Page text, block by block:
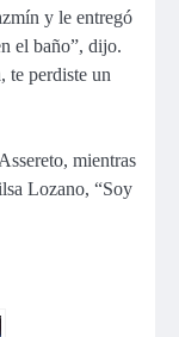
y le entregó
el baño”, dijo.
te perdiste un
mientras
Lozano, “Soy